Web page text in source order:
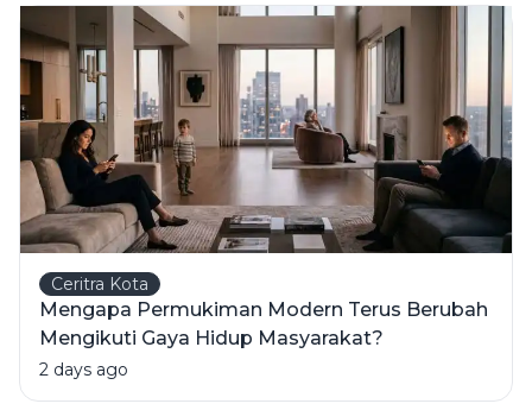
Ceritra Kota
Mengapa Permukiman Modern Terus Berubah
Mengikuti Gaya Hidup Masyarakat?
2 days ago